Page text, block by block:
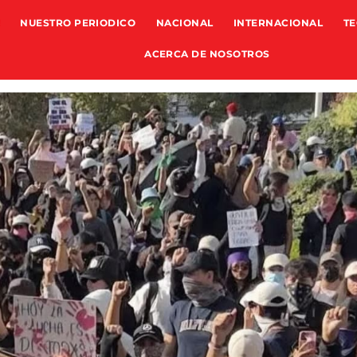
NUESTRO PERIODICO NACIONAL INTERNACIONAL
ACERCA DE NOSOTROS